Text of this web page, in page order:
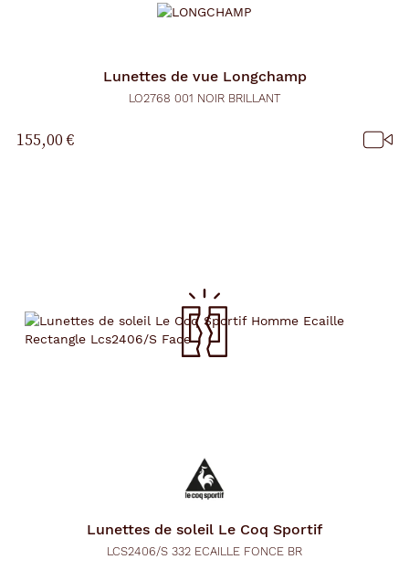
Lunettes de vue Longchamp
LO2768 001 NOIR BRILLANT
155,00 €
Lunettes de soleil Le Coq Sportif
LCS2406/S 332 ECAILLE FONCE BR